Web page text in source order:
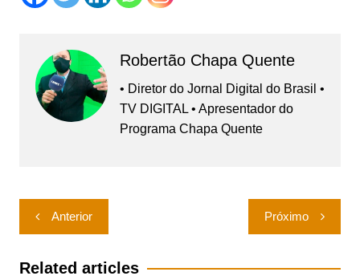
Robertão Chapa Quente
• Diretor do Jornal Digital do Brasil •
TV DIGITAL • Apresentador do
Programa Chapa Quente
Navegação
de
Post
Anterior Próximo
Related articles